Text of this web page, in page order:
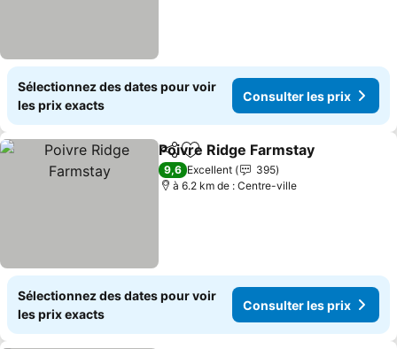
Sélectionnez des dates pour voir
les prix exacts
Consulter les prix
PartagerAjouter à mes favoris
Poivre Ridge Farmstay
9,6 Excellent
395
à 6.2 km de : Centre-ville
Sélectionnez des dates pour voir
les prix exacts
Consulter les prix